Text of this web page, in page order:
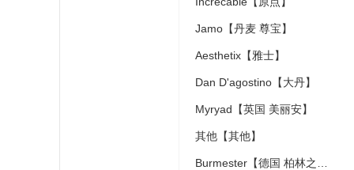
Jamo【丹麦 尊宝】
Aesthetix【雅士】
Dan D'agostino【大丹】
Myryad【英国 美丽安】
其他【其他】